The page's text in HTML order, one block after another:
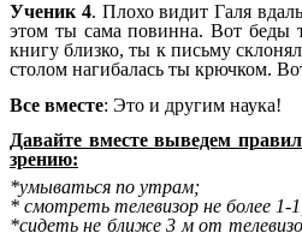
Ученик 4. Плохо видит Галя
этом ты сама повинна. Вот беды
книгу близко, ты к письму
столом нагибалась ты крючком.
Все вместе: Это и другим наука!
Давайте вместе выведем
зрению:
*умываться по утрам;
* смотреть телевизор не более 1-
*сидеть не ближе 3 м от